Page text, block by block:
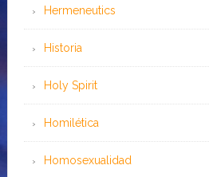
Hermeneutics
Historia
Holy Spirit
Homilética
Homosexualidad